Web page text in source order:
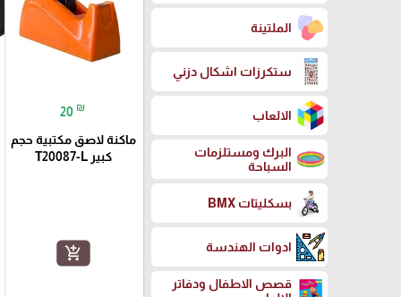
الملتينة
ستكرزات اشكال دزني
الالعاب
البرك ومستلزمات
السباحة
بسكليتات BMX
ادوات الهندسة
قصص الاطفال ودفاتر
20 ₪
ماكنة لاصق مكتبية حجم
كبير T20087-L
add_shopping_cart